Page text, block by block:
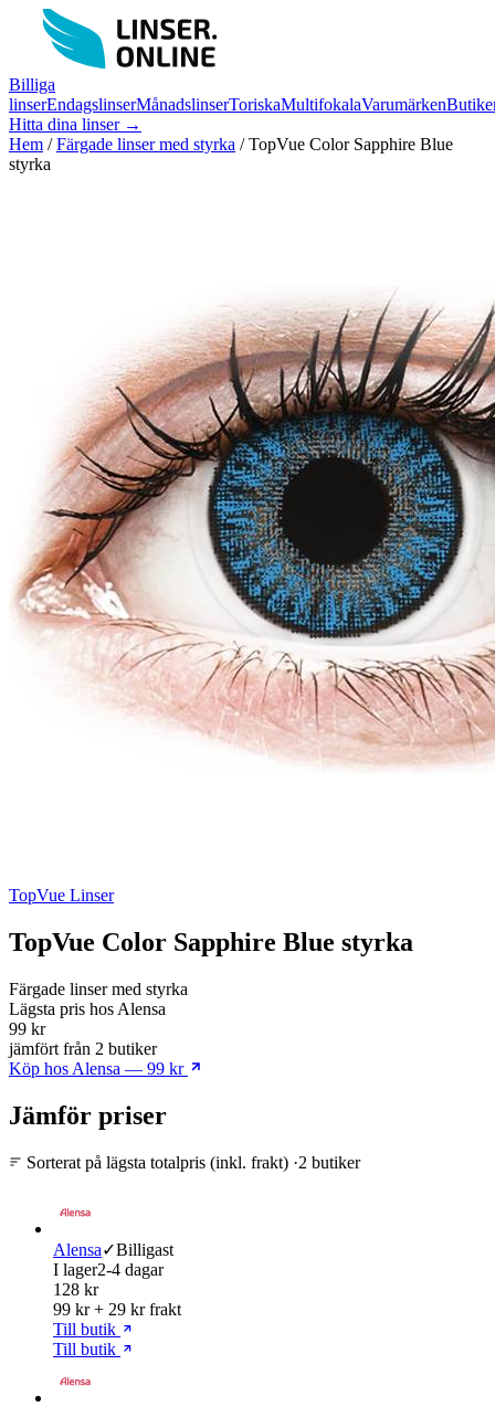
Billiga
linserEndagslinserMånadslinserToriskaMultifokalaVarumärken
Hitta dina linser →
Hem / Färgade linser med styrka / TopVue Color Sapphire Blue
styrka
TopVue Linser
TopVue Color Sapphire Blue styrka
Färgade linser med styrka
Lägsta pris hos Alensa
99 kr
jämfört från 2 butiker
Köp hos Alensa — 99 kr
Jämför priser
Sorterat på lägsta totalpris (inkl. frakt) ·2 butiker
Alensa✓Billigast
I lager2-4 dagar
128 kr
99 kr + 29 kr frakt
Till butik
Till butik